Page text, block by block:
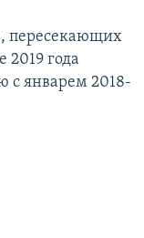
пересекающих
года
с январем 2018-